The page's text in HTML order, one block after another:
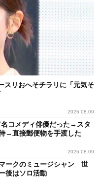
リおへそチラリに「元気そ
2026.08.09
コメディ俳優だった→スタ
→直接郵便物を手渡した
2026.08.09
ークのミュージシャン 世
後はソロ活動